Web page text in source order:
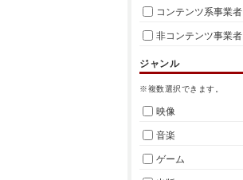
コンテンツ系事業者
非コンテンツ事業者
ジャンル
※複数選択できます。
映像
音楽
ゲーム